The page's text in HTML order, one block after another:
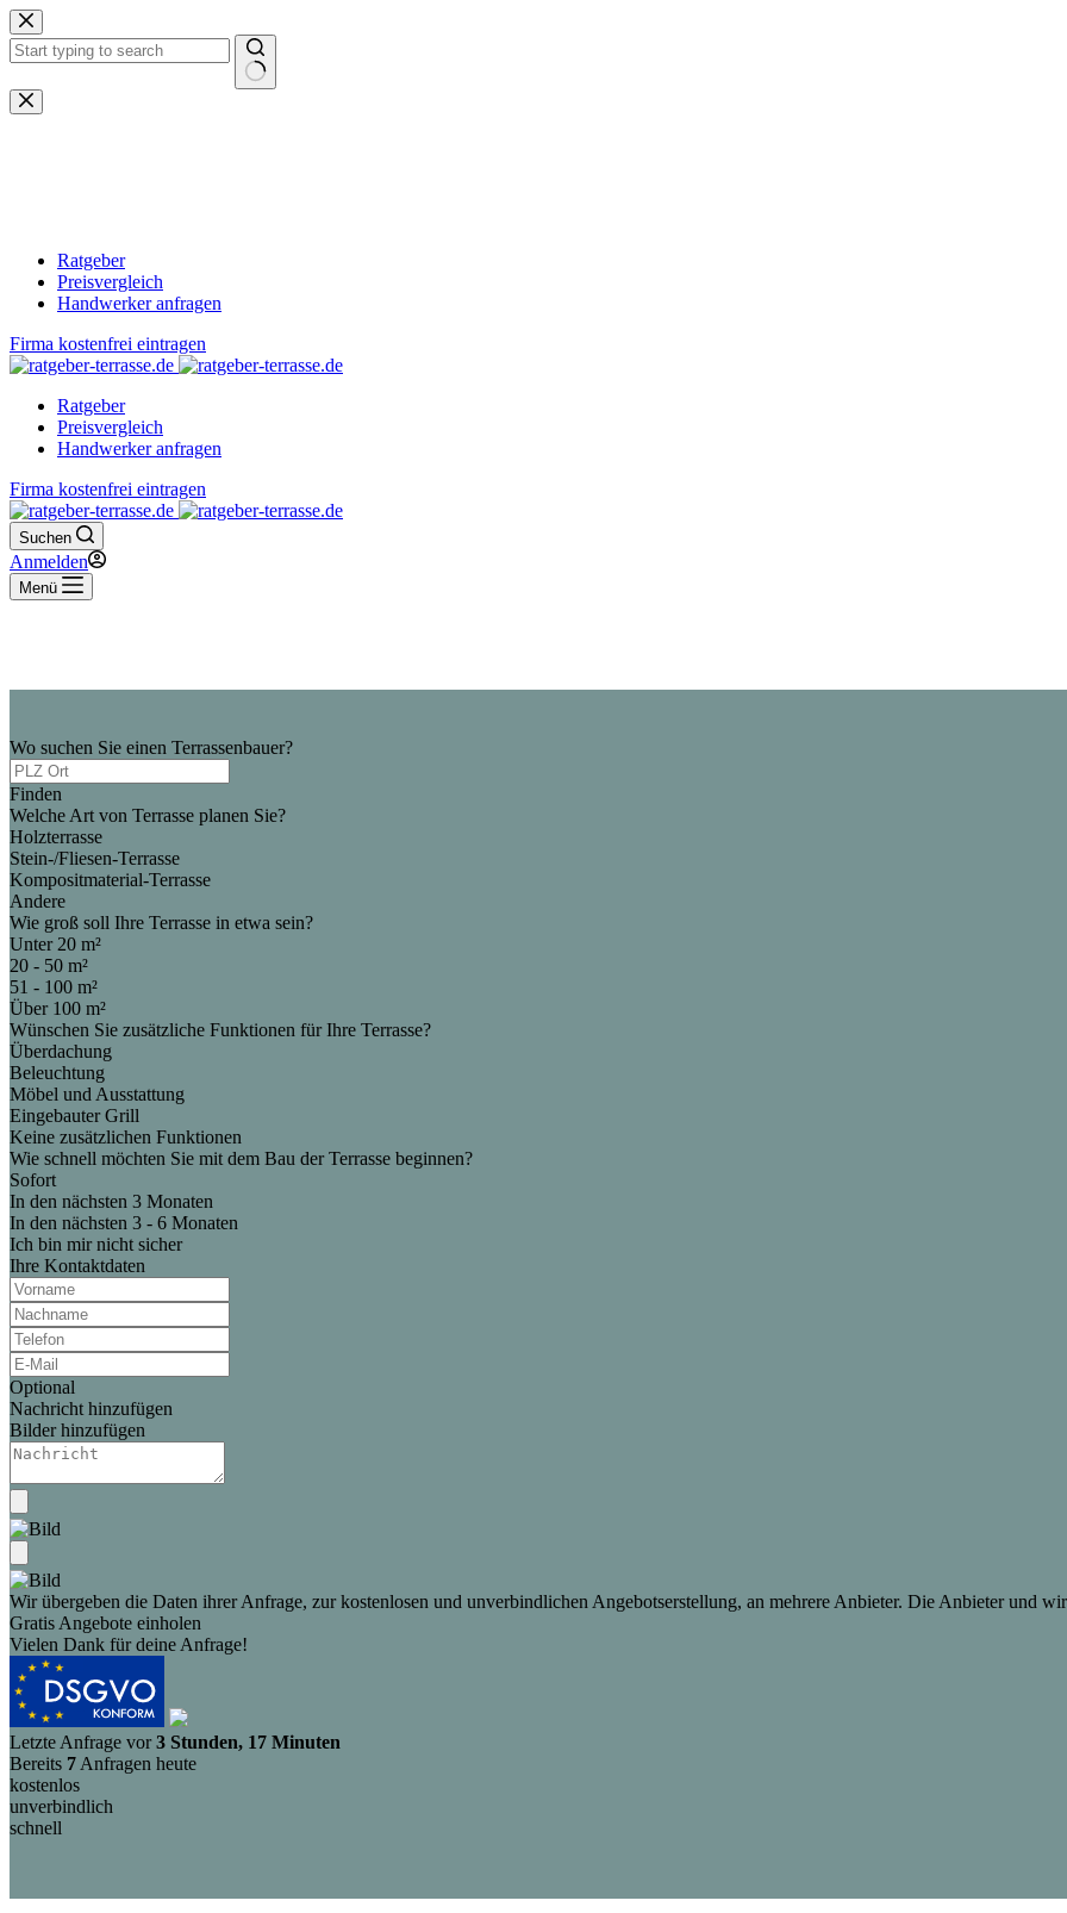
Zum
Inhalt
springen
Keine
Ergebnisse
Ratgeber
Preisvergleich
Handwerker anfragen
Firma kostenfrei eintragen
Ratgeber
Preisvergleich
Handwerker anfragen
Firma kostenfrei eintragen
Suchen
Anmelden
Menü
Wo suchen Sie einen Terrassenbauer?
Finden
Welche Art von Terrasse planen Sie?
Holzterrasse
Stein-/Fliesen-Terrasse
Kompositmaterial-Terrasse
Andere
Wie groß soll Ihre Terrasse in etwa sein?
Unter 20 m²
20 - 50 m²
51 - 100 m²
Über 100 m²
Wünschen Sie zusätzliche Funktionen für Ihre Terrasse?
Überdachung
Beleuchtung
Möbel und Ausstattung
Eingebauter Grill
Keine zusätzlichen Funktionen
Wie schnell möchten Sie mit dem Bau der Terrasse beginnen?
Sofort
In den nächsten 3 Monaten
In den nächsten 3 - 6 Monaten
Ich bin mir nicht sicher
Ihre Kontaktdaten
Optional
Nachricht hinzufügen
Bilder hinzufügen
Wir übergeben die Daten ihrer Anfrage, zur kostenlosen und unverbindlichen Angebotserstellung, an mehrere Anbieter. Die Anbieter und
Gratis Angebote einholen
Vielen Dank für deine Anfrage!
Letzte Anfrage vor3 Stunden, 17 Minuten
Bereits 7 Anfragen heute
kostenlos
unverbindlich
schnell